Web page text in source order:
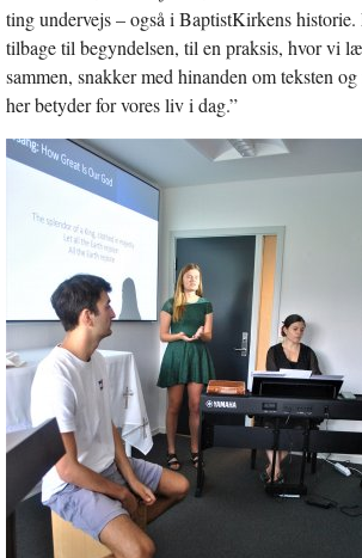
ting undervejs – også i BaptistKirkens
tilbage til begyndelsen, til en praksis, hvor vi
sammen, snakker med hinanden om teksten
her betyder for vores liv i dag.”